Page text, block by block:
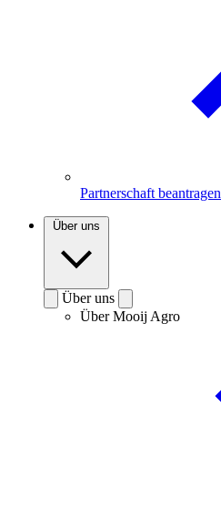
Partnerschaft beantragen
Über uns
Über uns
Über Mooij Agro